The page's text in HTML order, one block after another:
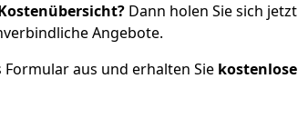
Dann holen Sie sich jetzt
Angebote.
Formular aus und erhalten Sie kostenlose